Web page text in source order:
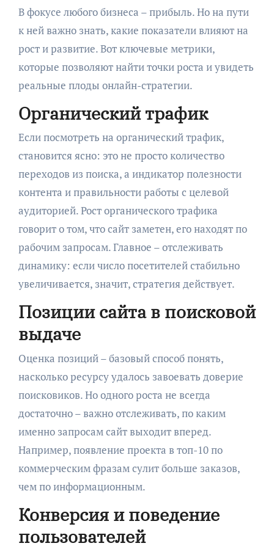
В фокусе любого бизнеса – прибыль. Но на пути
к ней важно знать, какие показатели влияют на
рост и развитие. Вот ключевые метрики,
которые позволяют найти точки роста и увидеть
реальные плоды онлайн-стратегии.
Органический трафик
Если посмотреть на органический трафик,
становится ясно: это не просто количество
переходов из поиска, а индикатор полезности
контента и правильности работы с целевой
аудиторией. Рост органического трафика
говорит о том, что сайт заметен, его находят по
рабочим запросам. Главное – отслеживать
динамику: если число посетителей стабильно
увеличивается, значит, стратегия действует.
Позиции сайта в поисковой
выдаче
Оценка позиций – базовый способ понять,
насколько ресурсу удалось завоевать доверие
поисковиков. Но одного роста не всегда
достаточно – важно отслеживать, по каким
именно запросам сайт выходит вперед.
Например, появление проекта в топ-10 по
коммерческим фразам сулит больше заказов,
чем по информационным.
Конверсия и поведение
пользователей